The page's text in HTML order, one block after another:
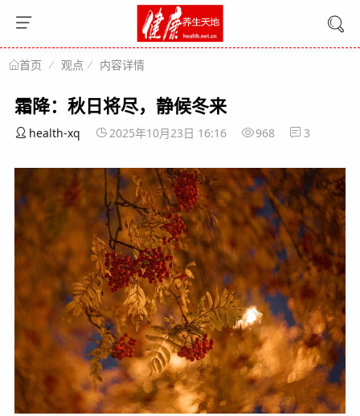
首页 观点 内容详情
霜降：秋日将尽，静候冬来
health-xq 2025年10月23日 16:16 968 3